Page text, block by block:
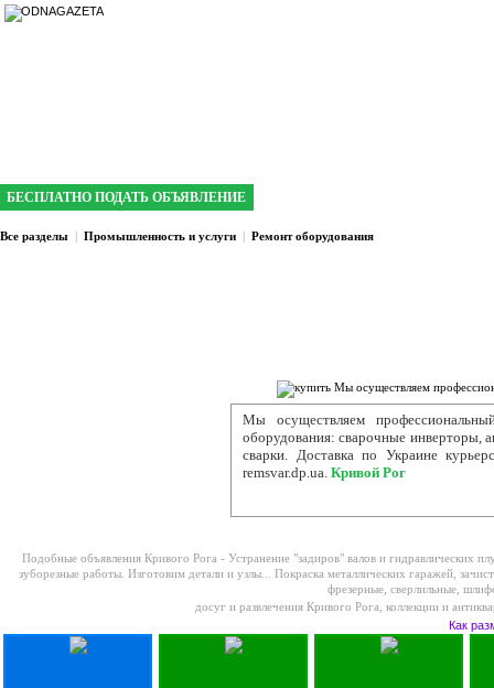
БЕСПЛАТНО ПОДАТЬ ОБЪЯВЛЕНИЕ
Все разделы | Промышленность и услуги | Ремонт оборудования
Мы осуществляем
оборудования: сварочные инверторы,
сварки. Доставка по Украине
remsvar.dp.ua. Кривой Рог
Подобные объявления Кривого Рога -Устранение "задиров" валов и гидравлических
зуборезные работы. Изготовим детали и узлы...Покраска металлических гаражей,
фрезерные, сверлильные,
досуг и развлечения Кривого Рога ,коллекции и
Как